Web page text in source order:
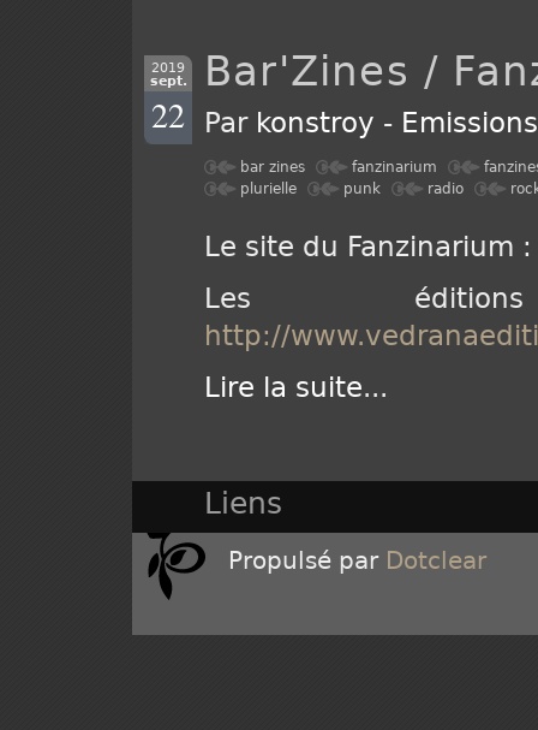
2019
sept.
22
Bar'Zines /
Par konstroy -
bar zines fanzinarium
plurielle
punk radio
Le site du Fanzinarium
Les
http://
Lire la suite...
Liens
Propulsé par Dotclear